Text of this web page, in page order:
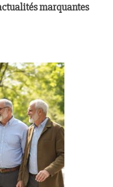
marquantes